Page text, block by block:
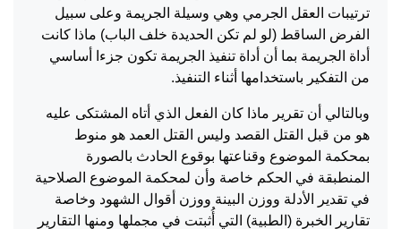
ترتيبات العقل الجرمي وهي وسيلة الجريمة وعلى سبيل
الفرض الساقط (لو لم تكن الحديدة خلف الباب) ماذا كانت
أداة الجريمة بما أن أداة تنفيذ الجريمة تكون جزءا أساسي
من التفكير باستخدامها أثناء التنفيذ.
وبالتالي أن تقرير ماذا كان الفعل الذي أتاه المشتكى عليه
هو من قبل القتل القصد وليس القتل العمد هو منوط
بمحكمة الموضوع وقناعتها بوقوع الحادث بالصورة
المنطبقة في الحكم خاصة وأن لمحكمة الموضوع الصلاحية
في تقدير الأدلة ووزن البينة ووزن أقوال الشهود وخاصة
تقارير الخبرة (الطبية) التي أُثبتت في مجملها ومنها التقارير